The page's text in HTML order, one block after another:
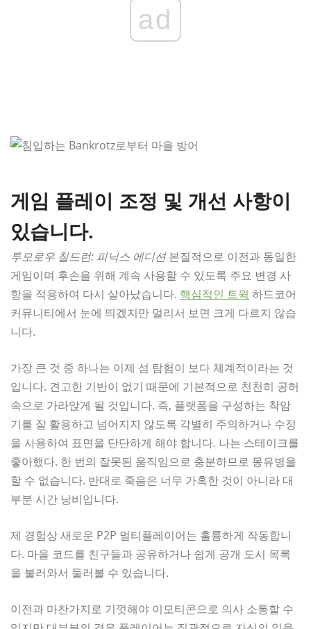
ad
게임 플레이 조정 및 개선 사항이
있습니다.
투모로우 칠드런: 피닉스 에디션본질적으로 이전과 동일한
게임이며 후손을 위해 계속 사용할 수 있도록 주요 변경 사
항을 적용하여 다시 살아났습니다. 핵심적인 트윅 하드코어
커뮤니티에서 눈에 띄겠지만 멀리서 보면 크게 다르지 않습
니다.
가장 큰 것 중 하나는 이제 섬 탐험이 보다 체계적이라는 것
입니다. 견고한 기반이 없기 때문에 기본적으로 천천히 공허
속으로 가라앉게 될 것입니다. 즉, 플랫폼을 구성하는 착암
기를 잘 활용하고 넘어지지 않도록 각별히 주의하거나 수정
을 사용하여 표면을 단단하게 해야 합니다. 나는 스테이크를
좋아했다. 한 번의 잘못된 움직임으로 충분하므로 몽유병을
할 수 없습니다. 반대로 죽음은 너무 가혹한 것이 아니라 대
부분 시간 낭비입니다.
제 경험상 새로운 P2P 멀티플레이어는 훌륭하게 작동합니
다. 마을 코드를 친구들과 공유하거나 쉽게 공개 도시 목록
을 불러와서 둘러볼 수 있습니다.
이전과 마찬가지로 기껏해야 이모티콘으로 의사 소통할 수